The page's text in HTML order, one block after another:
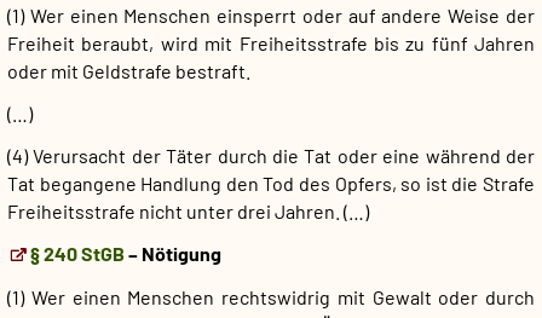
(1) Wer einen Menschen einsperrt oder auf andere Weise der
Freiheit beraubt, wird mit Freiheitsstrafe bis zu fünf Jahren
oder mit Geldstrafe bestraft.
(…)
(4) Verursacht der Täter durch die Tat oder eine während der
Tat begangene Handlung den Tod des Opfers, so ist die Strafe
Freiheitsstrafe nicht unter drei Jahren. (…)
§ 240 StGB– Nötigung
(1) Wer einen Menschen rechtswidrig mit Gewalt oder durch